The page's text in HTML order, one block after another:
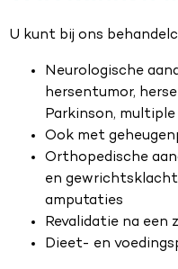
U kunt bij ons
Neurologische
hersentumor,
Parkinson,
Ook met
Orthopedische
en
amputaties
Revalidatie na een
Dieet- en